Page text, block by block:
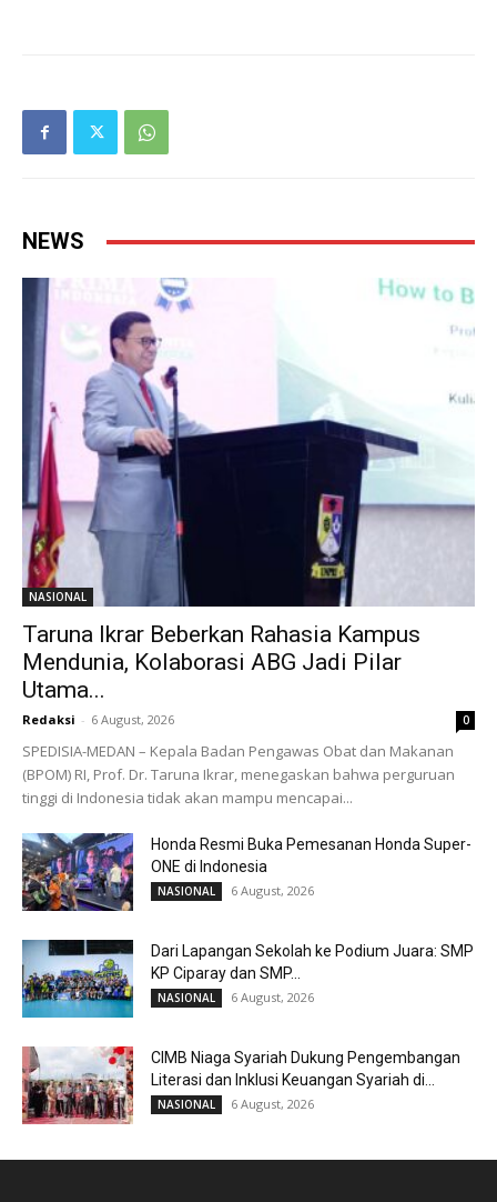
NEWS
NASIONAL
Taruna Ikrar Beberkan Rahasia Kampus
Mendunia, Kolaborasi ABG Jadi Pilar
Utama...
Redaksi - 6 August, 2026 0
SPEDISIA-MEDAN – Kepala Badan Pengawas Obat dan Makanan
(BPOM) RI, Prof. Dr. Taruna Ikrar, menegaskan bahwa perguruan
tinggi di Indonesia tidak akan mampu mencapai...
Honda Resmi Buka Pemesanan Honda Super-
ONE di Indonesia
NASIONAL 6 August, 2026
Dari Lapangan Sekolah ke Podium Juara: SMP
KP Ciparay dan SMP...
NASIONAL 6 August, 2026
CIMB Niaga Syariah Dukung Pengembangan
Literasi dan Inklusi Keuangan Syariah di...
NASIONAL 6 August, 2026